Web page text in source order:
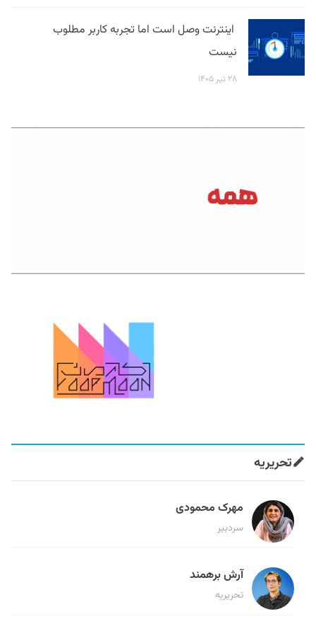
اینترنت وصل است اما تجربه کاربر مطلوب
نیست
۲۸ تیر ۱۴۰۵
تحریریه
مهرک محمودی
سردبیر
آرش برهمند
تحریریه